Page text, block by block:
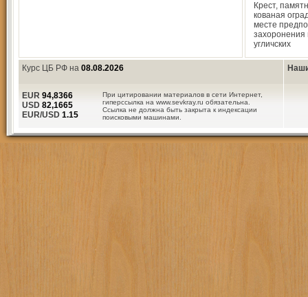
Крест,
кованая
месте
захоронения
угличских
Курс ЦБ РФ на 08.08.2026
При цитировании материалов в сети Интернет,
гиперссылка на www.sevkray.ru обязательна.
Ссылка не должна быть закрыта к индексации
поисковыми машинами.
EUR 94,8366
USD 82,1665
EUR/USD 1.15